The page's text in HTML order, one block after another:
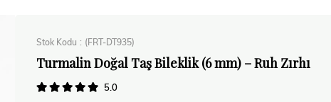
Stok Kodu (FRT-DT935)
Turmalin Doğal Taş Bileklik (6 mm) – Ruh Zırhı
5.0